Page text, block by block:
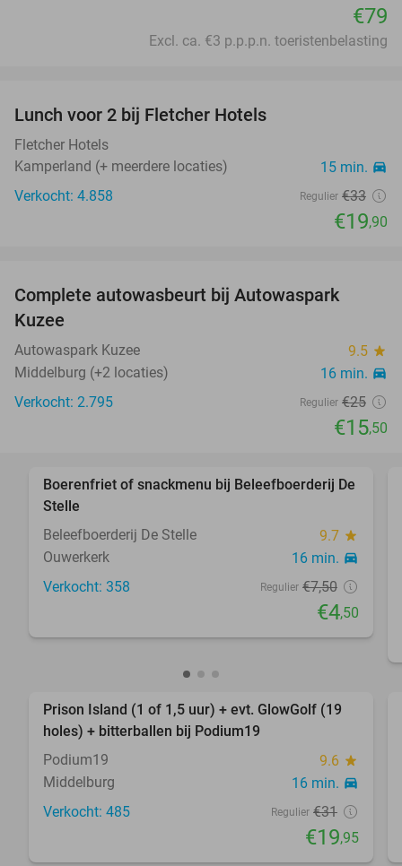
€79
Excl. ca. €3 p.p.p.n. toeristenbelasting
Lunch voor 2 bij Fletcher Hotels
Fletcher Hotels
Kamperland (+ meerdere locaties)
15 min. directions_car
Verkocht: 4.858 Regulier €33
€19,90
Complete autowasbeurt bij Autowaspark
Kuzee
Autowaspark Kuzee 9.5 star
Middelburg (+2 locaties) 16 min. directions_car
Verkocht: 2.795 Regulier €25
€15,50
40%
favorite_border
Boerenfriet of snackmenu bij Beleefboerderij De
Stelle
Beleefboerderij De Stelle
9.7 star
Ouwerkerk 16 min. directions_car
Verkocht: 358 Regulier €7,50
€4,50
36%
Prison Island (1 of 1,5 uur) + evt. GlowGolf (19
holes) + bitterballen bij Podium19
Podium19
9.6 star
Middelburg 16 min. directions_car
Verkocht: 485 Regulier €31
€19,95